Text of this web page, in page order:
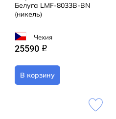
Белуга LMF-8033B-BN
(никель)
Чехия
25590 q
В корзину